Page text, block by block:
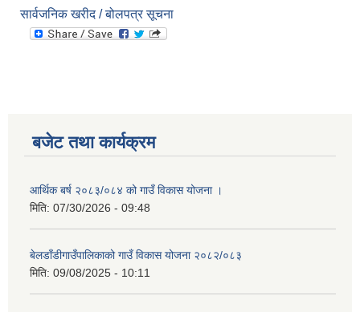
सार्वजनिक खरीद / बोलपत्र सूचना
बजेट तथा कार्यक्रम
आर्थिक बर्ष २०८३/०८४ को गाउँ विकास योजना ।
मिति: 07/30/2026 - 09:48
बेलडाँडीगाउँपालिकाको गाउँ विकास योजना २०८२/०८३
मिति: 09/08/2025 - 10:11